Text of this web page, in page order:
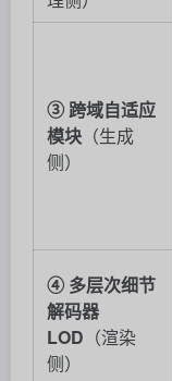
③ 跨域自适应
模块 （生成
侧）
④ 多层次细节
解码器
LOD （渲染
侧）